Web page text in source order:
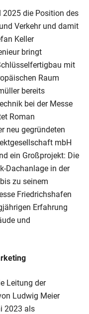
2025 die Position des
Verkehr und damit
Keller
bringt
mit
Raum
bereits
bei der Messe
Roman
neu gegründeten
mbH
ein Großprojekt: Die
Dachanlage in der
zu seinem
Friedrichshafen
Erfahrung
und
Leitung der
Ludwig Meier
2023 als